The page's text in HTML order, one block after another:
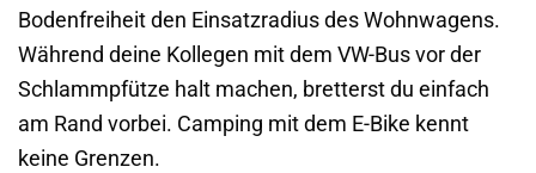
Bodenfreiheit den Einsatzradius des Wohnwagens.
Während deine Kollegen mit dem VW-Bus vor der
Schlammpfütze halt machen, bretterst du einfach
am Rand vorbei. Camping mit dem E-Bike kennt
keine Grenzen.